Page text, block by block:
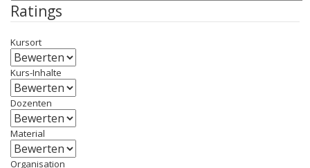
Ratings
Kursort
Kurs-Inhalte
Dozenten
Material
Organisation